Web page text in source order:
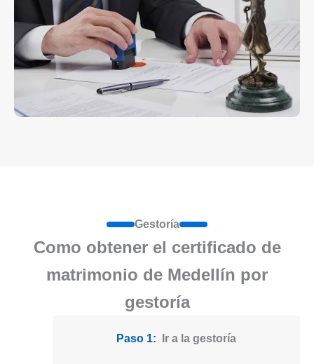
Gestoría
Como obtener el certificado de
matrimonio de Medellín por
gestoría
Paso 1: Ir a la gestoría